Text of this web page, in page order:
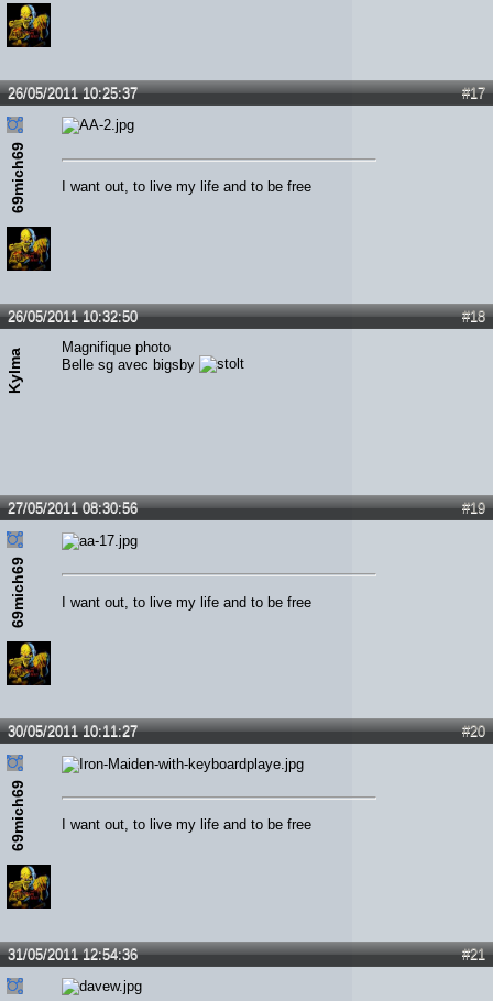
#17
26/05/2011 10:25:37
69mich69 I want out, to live my life and to be free
#18
26/05/2011 10:32:50
Kylma
Magnifique photo
Belle sg avec bigsby
#19
27/05/2011 08:30:56
69mich69 I want out, to live my life and to be free
#20
30/05/2011 10:11:27
69mich69 I want out, to live my life and to be free
#21
31/05/2011 12:54:36